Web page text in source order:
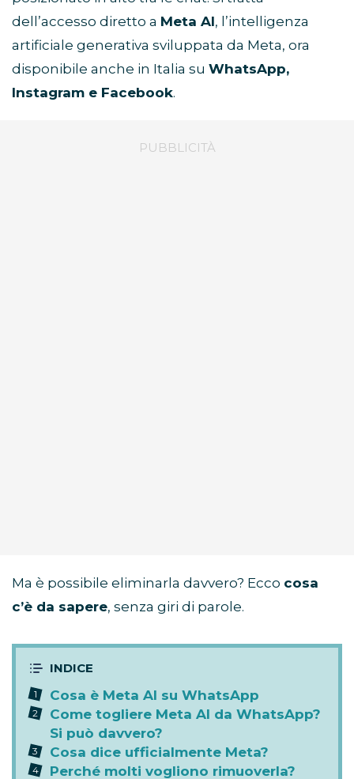
dell’accesso diretto a Meta AI, l’intelligenza
artificiale generativa sviluppata da Meta, ora
disponibile anche in Italia su WhatsApp,
Instagram e Facebook.
Ma è possibile eliminarla davvero? Ecco cosa
c’è da sapere, senza giri di parole.
Cosa è Meta AI su WhatsApp
Come togliere Meta AI da WhatsApp?
Si può davvero?
Cosa dice ufficialmente Meta?
Perché molti vogliono rimuoverla?